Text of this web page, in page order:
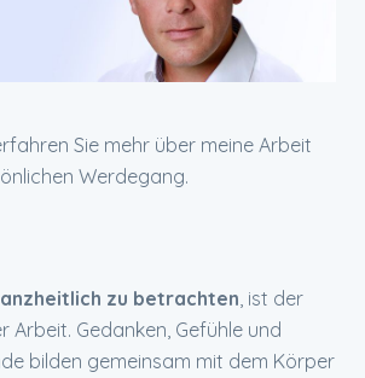
Sie mehr über meine Arbeit
Werdegang.
zu betrachten , ist der
Arbeit. Gedanken, Gefühle und
bilden gemeinsam mit dem Körper